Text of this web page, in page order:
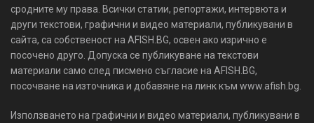
сродните му права. Всички статии, репортажи, интервюта и
други текстови, графични и видео материали, публикувани в
сайта, са собственост на AFISH.BG, освен ако изрично е
посочено друго. Допуска се публикуване на текстови
материали само след писмено съгласие на AFISH.BG,
посочване на източника и добавяне на линк към www.afish.bg.
Използването на графични и видео материали, публикувани в